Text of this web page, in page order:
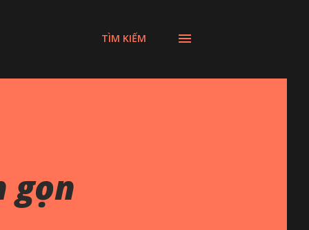
TÌM KIẾM
gọn